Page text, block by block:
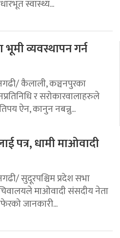
स्वास्थ्य...
व्यवस्थापन गर्न
कैलाली, कञ्चनपुरका
र सरोकारवालाहरुले
ऐन, कानुन नबन्नु...
पत्र, धामी माओवादी
सुदूरपश्चिम प्रदेश सभा
माओवादी संसदीय नेता
जानकारी...